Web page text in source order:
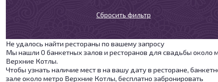
Сбросить фильтр
Не удалось найти рестораны по вашему запросу
Мы нашли 0 банкетных залов и ресторанов для свадьбы около
Верхние Котлы.
Чтобы узнать наличие мест в на вашу дату в ресторане,
зале около метро Верхние Котлы, бесплатно забронировать